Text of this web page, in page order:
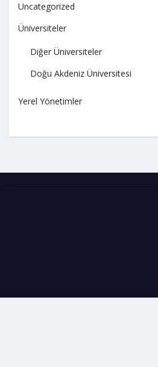
Uncategorized
Üniversiteler
Diğer Üniversiteler
Doğu Akdeniz Üniversitesi
Yerel Yönetimler